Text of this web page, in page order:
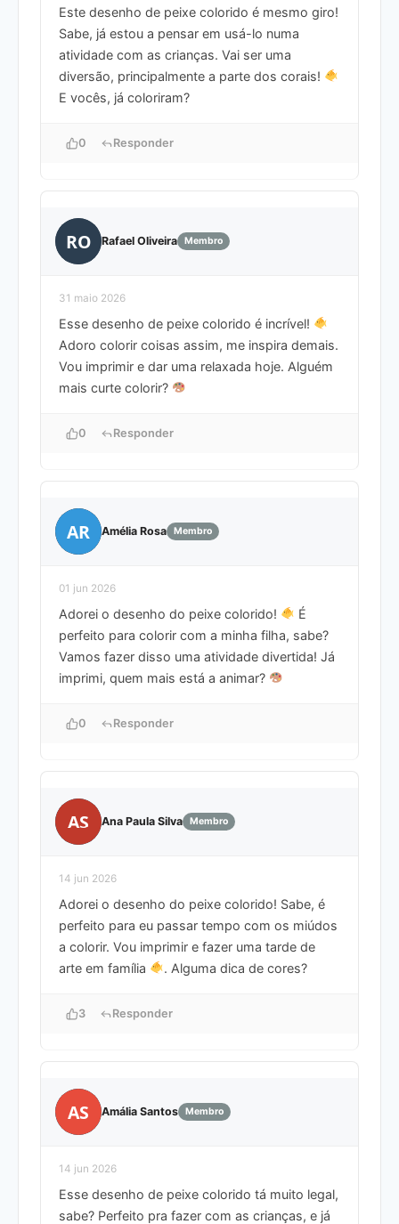
Este desenho de peixe colorido é mesmo giro!
Sabe, já estou a pensar em usá-lo numa
atividade com as crianças. Vai ser uma
diversão, principalmente a parte dos corais!
E vocês, já coloriram?
0 Responder
RO Rafael Oliveira Membro
31 maio 2026
Esse desenho de peixe colorido é incrível!
Adoro colorir coisas assim, me inspira demais.
Vou imprimir e dar uma relaxada hoje. Alguém
mais curte colorir?
0 Responder
AR Amélia Rosa Membro
01 jun 2026
Adorei o desenho do peixe colorido!
É
perfeito para colorir com a minha filha, sabe?
Vamos fazer disso uma atividade divertida! Já
imprimi, quem mais está a animar?
0 Responder
AS Ana Paula Silva Membro
14 jun 2026
Adorei o desenho do peixe colorido! Sabe, é
perfeito para eu passar tempo com os miúdos
a colorir. Vou imprimir e fazer uma tarde de
arte em família
. Alguma dica de cores?
3 Responder
AS Amália Santos Membro
14 jun 2026
Esse desenho de peixe colorido tá muito legal,
sabe? Perfeito pra fazer com as crianças, e já